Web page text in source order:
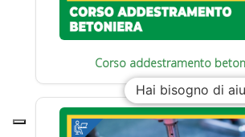
Corso addestramento
Hai bisogno di